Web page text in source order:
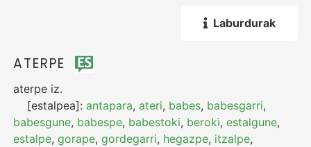
Laburdurak
ATERPE
aterpe iz.
[estalpea]:antapara,ateri, babes, babesgarri,
babesgune, babespe, babestoki, beroki,estalgune,
estalpe,gorape,gordegarri, hegazpe, itzalpe,